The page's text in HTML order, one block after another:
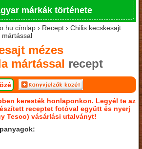
márkák története
címlap › Recept › Chilis kecskesajt
mártással
mézes
mártással recept
keresték honlaponkon. Legyél te az
receptet fotóval együtt és nyerj
Tesco) vásárlási utalványt!